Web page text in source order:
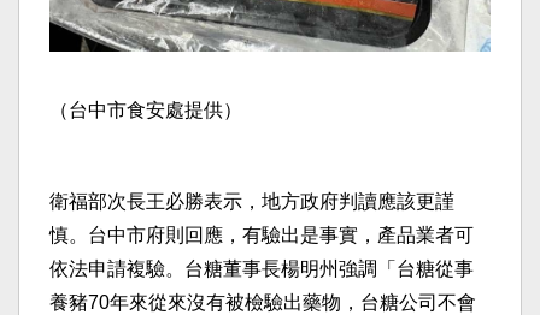
（台中市食安處提供）
衛福部次長王必勝表示，地方政府判讀應該更謹
慎。台中市府則回應，有驗出是事實，產品業者可
依法申請複驗。台糖董事長楊明州強調「台糖從事
養豬70年來從來沒有被檢驗出藥物，台糖公司不會